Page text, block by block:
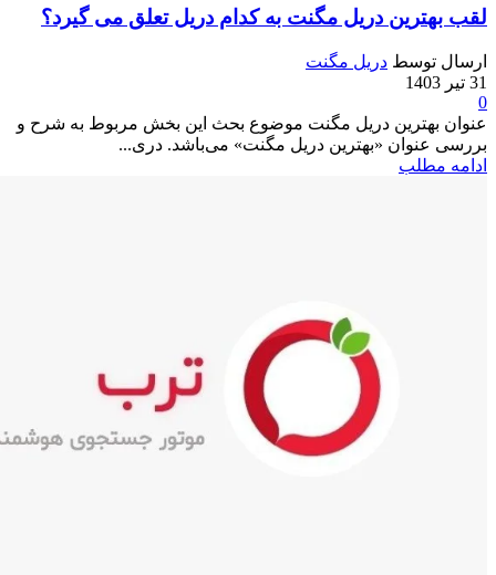
لقب بهترین دریل مگنت به کدام دریل تعلق می گیرد؟
ارسال توسط دریل مگنت
31 تیر 1403
0
عنوان بهترین دریل مگنت موضوع بحث این بخش مربوط به شرح و
بررسی عنوان «بهترین دریل مگنت» می‌باشد. دری...
ادامه مطلب